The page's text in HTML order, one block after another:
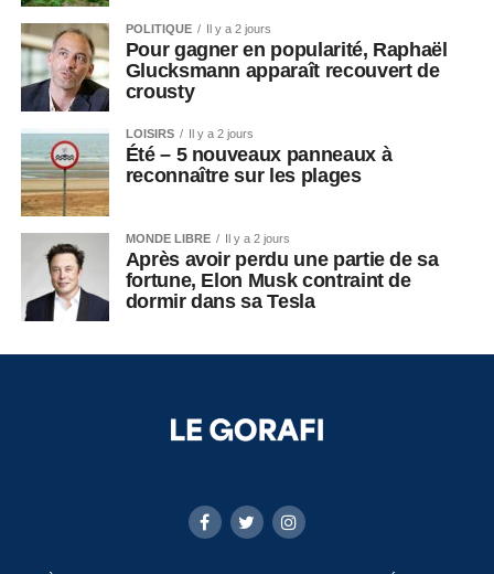
POLITIQUE Il y a 2 jours
Pour gagner en popularité, Raphaël
Glucksmann apparaît recouvert de
crousty
LOISIRS Il y a 2 jours
Été – 5 nouveaux panneaux à
reconnaître sur les plages
MONDE LIBRE Il y a 2 jours
Après avoir perdu une partie de sa
fortune, Elon Musk contraint de
dormir dans sa Tesla